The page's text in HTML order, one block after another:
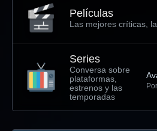
Películas
Las mejores críticas,
Series
Conversa sobre
plataformas,
estrenos y las
temporadas